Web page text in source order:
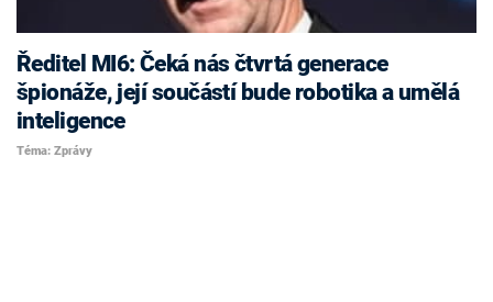
Ředitel MI6: Čeká nás čtvrtá generace
špionáže, její součástí bude robotika a umělá
inteligence
Téma: Zprávy